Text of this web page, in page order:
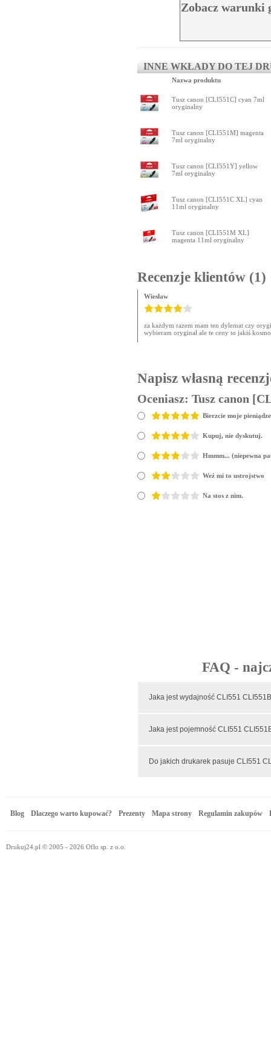
Zobacz
INNE WKŁADY DO TEJ
Nazwa produktu
Tusz canon [CLI551C] cyan 7ml
oryginalny
Tusz canon [CLI551M] magenta
7ml oryginalny
Tusz canon [CLI551Y] yellow
7ml oryginalny
Tusz canon [CLI551C XL] cyan
11ml oryginalny
Tusz canon [CLI551M XL]
magenta 11ml oryginalny
Recenzje klientów (1)
Wiesław
za każdym razem mam ten dylemat czy
wybieram oryginał ale te ceny to jakiś
Napisz własną
Oceniasz: Tusz canon
Bierzcie moje
Kupuj, nie dyskutuj.
Hmmm... (niepewna
Weź mi to ustrojstwo
Na stos z nim.
FAQ -
Jaka jest wydajność CLI551
Jaka jest pojemność CLI551
Do jakich drukarek pasuje CLI551
Blog Dlaczego warto kupować? Prezenty Mapa strony Regulamin zakupów
Drukuj24.pl © 2005 - 2026 Oflo sp. z o.o.